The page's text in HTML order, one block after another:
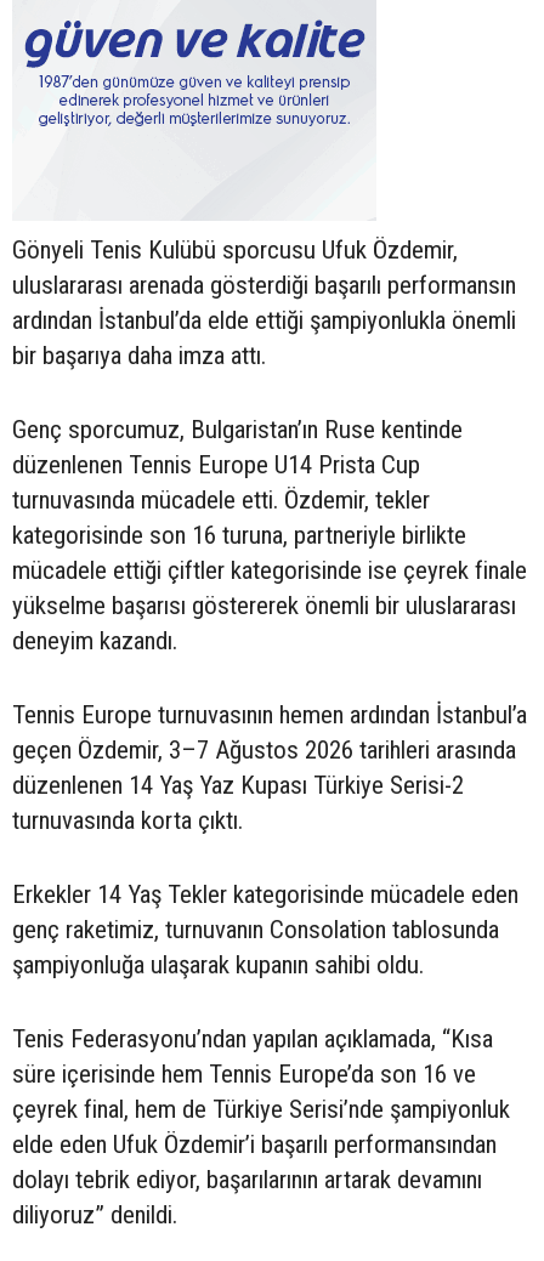
Gönyeli Tenis Kulübü sporcusu Ufuk Özdemir,
uluslararası arenada gösterdiği başarılı performansın
ardından İstanbul’da elde ettiği şampiyonlukla önemli
bir başarıya daha imza attı.
Genç sporcumuz, Bulgaristan’ın Ruse kentinde
düzenlenen Tennis Europe U14 Prista Cup
turnuvasında mücadele etti. Özdemir, tekler
kategorisinde son 16 turuna, partneriyle birlikte
mücadele ettiği çiftler kategorisinde ise çeyrek finale
yükselme başarısı göstererek önemli bir uluslararası
deneyim kazandı.
Tennis Europe turnuvasının hemen ardından İstanbul’a
geçen Özdemir, 3–7 Ağustos 2026 tarihleri arasında
düzenlenen 14 Yaş Yaz Kupası Türkiye Serisi-2
turnuvasında korta çıktı.
Erkekler 14 Yaş Tekler kategorisinde mücadele eden
genç raketimiz, turnuvanın Consolation tablosunda
şampiyonluğa ulaşarak kupanın sahibi oldu.
Tenis Federasyonu’ndan yapılan açıklamada, “Kısa
süre içerisinde hem Tennis Europe’da son 16 ve
çeyrek final, hem de Türkiye Serisi’nde şampiyonluk
elde eden Ufuk Özdemir’i başarılı performansından
dolayı tebrik ediyor, başarılarının artarak devamını
diliyoruz” denildi.